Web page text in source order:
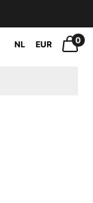
NL EUR 0